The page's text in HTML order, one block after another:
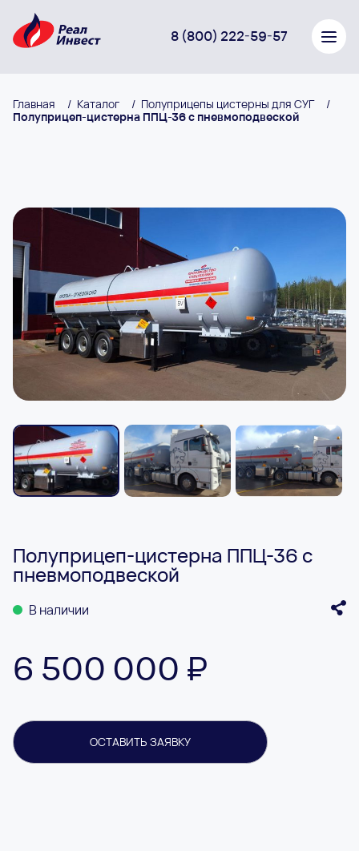
8 (800) 222-59-57
Главная / Каталог / Полуприцепы цистерны для СУГ
/
Полуприцеп-цистерна ППЦ-36 с пневмоподвеской
Полуприцеп-цистерна ППЦ-36 с
пневмоподвеской
В наличии
6 500 000 ₽
ОСТАВИТЬ ЗАЯВКУ